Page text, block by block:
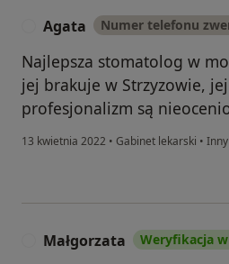
Agata Numer telefonu
Najlepsza stomatolog w
jej brakuje w Strzyzowie,
profesjonalizm są
13 kwietnia 2022 • Gabinet lekarski • Inny
Małgorzata Weryfikacja